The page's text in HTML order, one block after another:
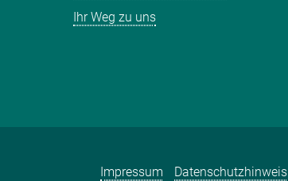
Ihr Weg zu uns
Impressum Datenschutzhinweis